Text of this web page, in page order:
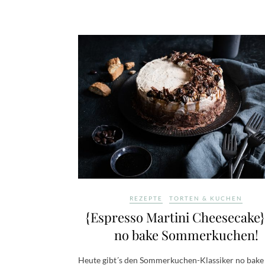
REZEPTE TORTEN & KUCHEN
{Espresso Martini
no bake Sommerkuchen!
Heute gibt´s den Sommerkuchen-Klassiker no bake